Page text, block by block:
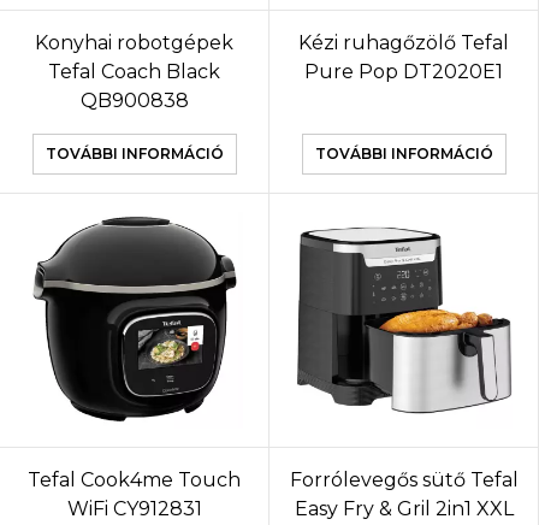
Konyhai robotgépek
Tefal Coach Black
QB900838
TOVÁBBI INFORMÁCIÓ
Kézi ruhagőzölő Tefal
Pure Pop DT2020E1
TOVÁBBI INFORMÁCIÓ
Tefal Cook4me Touch
WiFi CY912831
Forrólevegős sütő Tefal
Easy Fry & Gril 2in1 XXL